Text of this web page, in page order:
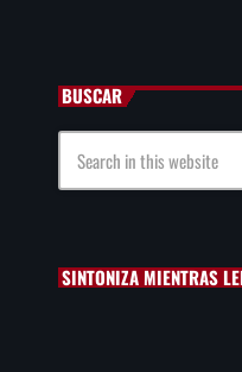
Liderazgo de la ONU:
reforma
BUSCAR
SINTONIZA MIENTRAS